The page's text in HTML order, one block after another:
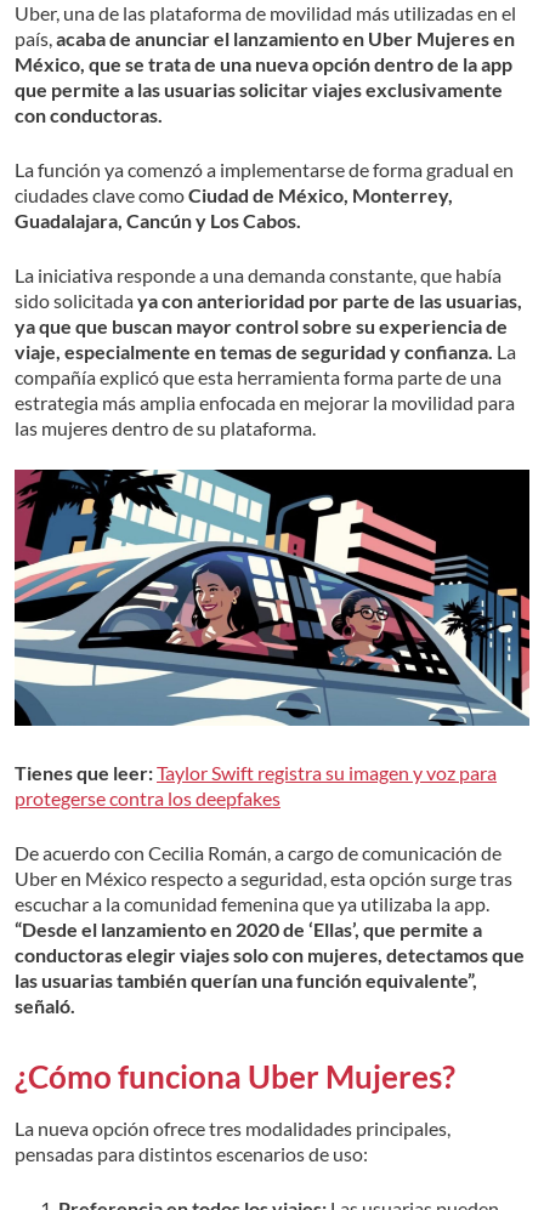
Uber, una de las plataforma de movilidad más utilizadas en el
país,acaba de anunciar el lanzamiento en Uber Mujeres en
México, que se trata de una nueva opción dentro de la app
que permite a las usuarias solicitar viajes exclusivamente
con conductoras.
La función ya comenzó a implementarse de forma gradual en
ciudades clave comoCiudad de México, Monterrey,
Guadalajara, Cancún y Los Cabos.
La iniciativa responde a una demanda constante, que había
sido solicitadaya con anterioridad por parte de las usuarias,
ya que que buscan mayor control sobre su experiencia de
viaje, especialmente en temas de seguridad y confianza. La
compañía explicó que esta herramienta forma parte de una
estrategia más amplia enfocada en mejorar la movilidad para
las mujeres dentro de su plataforma.
Tienes que leer:Taylor Swift registra su imagen y voz para
protegerse contra los deepfakes
De acuerdo con Cecilia Román, a cargo de comunicación de
Uber en México respecto a seguridad, esta opción surge tras
escuchar a la comunidad femenina que ya utilizaba la app.
“Desde el lanzamiento en 2020 de ‘Ellas’, que permite a
conductoras elegir viajes solo con mujeres, detectamos que
las usuarias también querían una función equivalente”,
señaló.
¿Cómo funciona Uber Mujeres?
La nueva opción ofrece tres modalidades principales,
pensadas para distintos escenarios de uso: